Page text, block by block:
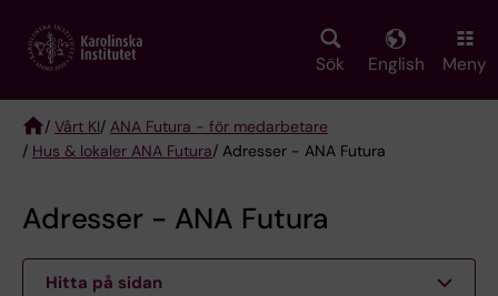
main
Sök English Meny
Breadcrumb
/ Vårt KI/ ANA Futura - för medarbetare
/ Hus & lokaler ANA Futura/ Adresser - ANA Futura
Adresser - ANA Futura
Hitta på sidan